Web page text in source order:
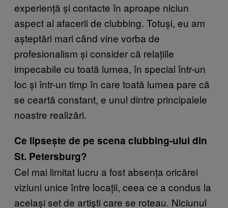
experiență și contacte în aproape niciun
aspect al afacerii de clubbing. Totuși, eu am
așteptări mari când vine vorba de
profesionalism și consider că relațiile
impecabile cu toată lumea, în special într-un
loc și într-un timp în care toată lumea pare că
se ceartă constant, e unul dintre principalele
noastre realizări.
Ce lipsește de pe scena clubbing-ului din
St. Petersburg?
Cel mai limitat lucru a fost absența oricărei
viziuni unice între locații, ceea ce a condus la
același set de artiști care se roteau. Niciunul